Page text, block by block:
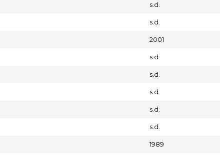
s.d.
s.d.
2001
s.d.
s.d.
s.d.
s.d.
s.d.
1989